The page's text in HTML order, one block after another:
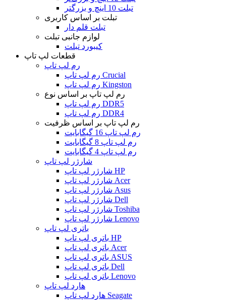
تبلت 10 اینچ و بزرگتر
تبلت بر اساس کاربری
تبلت قلم دار
لوازم جانبی تبلت
کیبورد تبلت
قطعات لپ تاپ
رم لپ تاپ
رم لپ تاپ Crucial
رم لپ تاپ Kingston
رم لپ تاپ بر اساس نوع
رم لپ تاپ DDR5
رم لپ تاپ DDR4
رم لپ تاپ بر اساس ظرفیت
رم لپ تاپ 16 گیگابایت
رم لپ تاپ 8 گیگابایت
رم لپ تاپ 4 گیگابایت
شارژر لپ تاپ
شارژر لپ تاپ HP
شارژر لپ تاپ Acer
شارژر لپ تاپ Asus
شارژر لپ تاپ Dell
شارژر لپ تاپ Toshiba
شارژر لپ تاپ Lenovo
باتری لپ تاپ
باتری لپ تاپ HP
باتری لپ تاپ Acer
باتری لپ تاپ ASUS
باتری لپ تاپ Dell
باتری لپ تاپ Lenovo
هارد لپ تاپ
هارد لپ تاپ Seagate